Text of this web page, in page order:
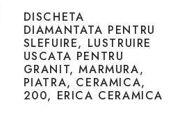
DISCHETA
DIAMANTATA PENTRU
SLEFUIRE, LUSTRUIRE
USCATA PENTRU
GRANIT, MARMURA,
PIATRA, CERAMICA,
200, ERICA CERAMICA